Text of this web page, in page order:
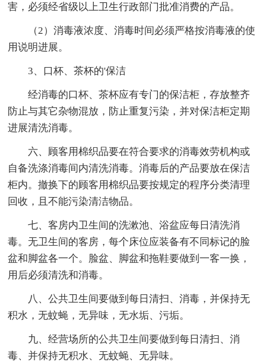
害，必须经省级以上卫生行政部门批准消费的产品。
（2）消毒液浓度、消毒时间必须严格按消毒液的使
用说明进展。
3、口杯、茶杯的'保洁
经消毒的口杯、茶杯应有专门的保洁柜，存放整齐
防止与其它杂物混放，防止重复污染，并对保洁柜定期
进展清洗消毒。
六、顾客用棉织品要在符合要求的消毒效劳机构或
自备洗涤消毒间内清洗消毒。消毒后的产品要放在保洁
柜内。撤换下的顾客用棉织品要按规定的程序分类清理
回收，且不能污染清洁物品。
七、客房内卫生间的洗漱池、浴盆应每日清洗消
毒。无卫生间的客房，每个床位应装备有不同标记的脸
盆和脚盆各一个。脸盆、脚盆和拖鞋要做到一客一换，
用后必须清洗和消毒。
八、公共卫生间要做到每日清扫、消毒，并保持无
积水，无蚊蝇，无异味，无水垢、污垢。
九、经营场所的公共卫生间要做到每日清扫、消
毒、并保持无积水、无蚊蝇、无异味。